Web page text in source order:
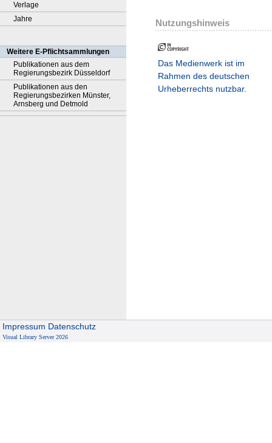
Verlage
Jahre
Weitere E-Pflichtsammlungen
Publikationen aus dem
Regierungsbezirk Düsseldorf
Publikationen aus den
Regierungsbezirken Münster,
Arnsberg und Detmold
Nutzungshinweis
Das Medienwerk ist im
Rahmen des deutschen
Urheberrechts nutzbar.
Impressum Datenschutz
Visual Library Server 2026